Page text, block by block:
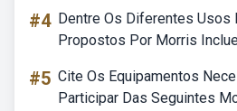
#4 Dentre Os Diferentes Usos
Propostos Por Morris
#5 Cite Os Equipamentos
Participar Das Seguintes